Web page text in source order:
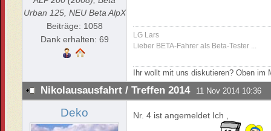
Urban 125, NEU Beta AlpX
Beiträge: 1058
Dank erhalten: 69
LG Lars
Lieber BETA-Fahrer als Beta-Tester ...
Ihr wollt mit uns diskutieren? Oben
Nikolausausfahrt / Treffen 2014 11 Nov 2014 10:36
Deko Nr. 4 ist angemeldet Ich ,